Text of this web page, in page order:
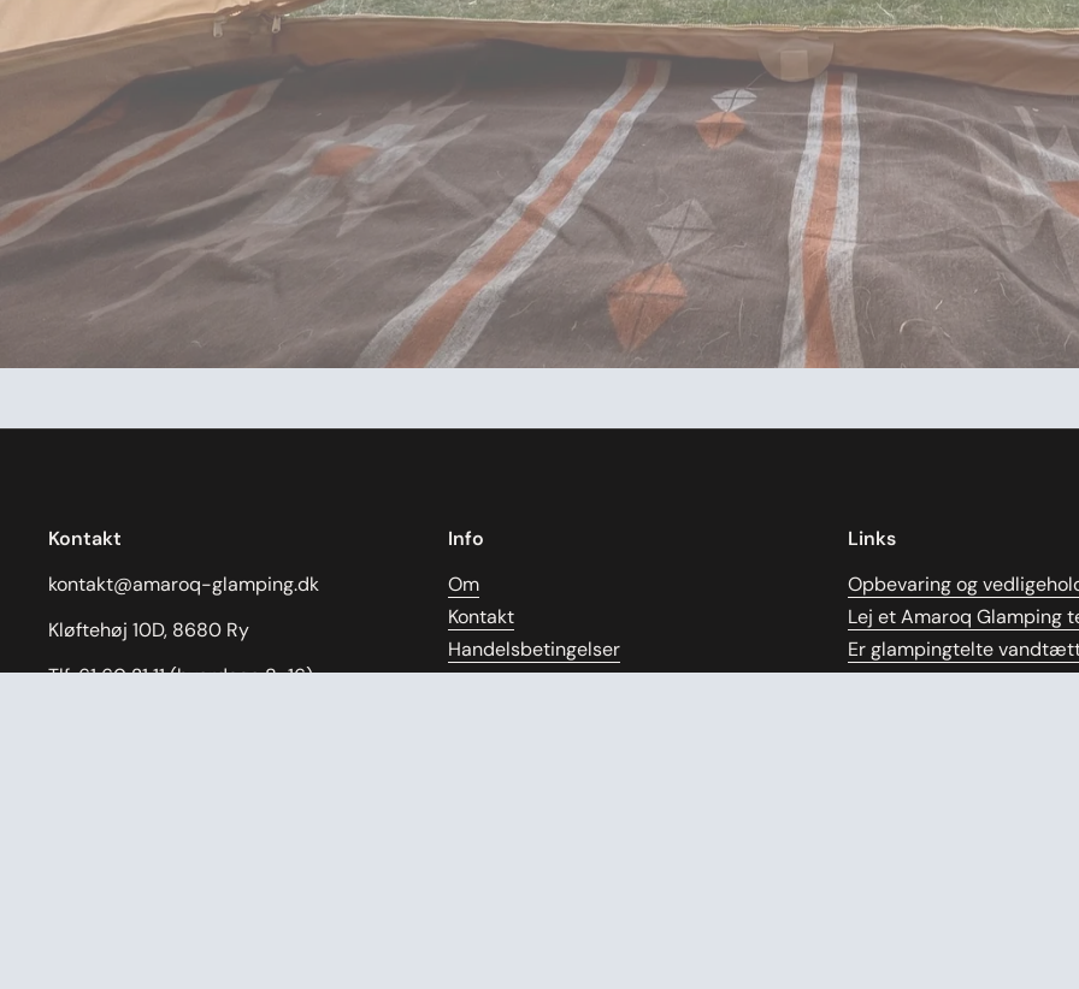
Kontakt
kontakt@amaroq-glamping.dk
Kløftehøj 10D, 8680 Ry
Tlf: 61 60 21 11 (hverdage 8-16)
Info
Om
Kontakt
Handelsbetingelser
Links
Opbevaring og
Lej et Amaroq Glamping
Er glampingtelte